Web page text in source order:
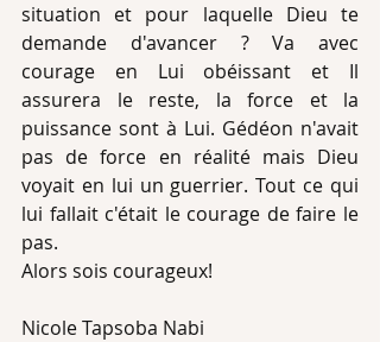
situation et pour laquelle Dieu te
demande d'avancer ? Va avec
courage en Lui obéissant et Il
assurera le reste, la force et la
puissance sont à Lui. Gédéon n'avait
pas de force en réalité mais Dieu
voyait en lui un guerrier. Tout ce qui
lui fallait c'était le courage de faire le
pas.
Alors sois courageux!
Nicole Tapsoba Nabi